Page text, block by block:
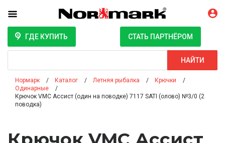
ГДЕ КУПИТЬ СТАТЬ ПАРТНЁРОМ
НАЙТИ
Нормарк Каталог Летняя рыбалка
Крючки
Одинарные
Крючок VMC Ассист (один на поводке) 7117 SATI (олово) №3/0 (2
поводка)